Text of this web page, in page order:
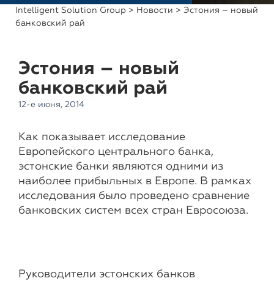
Intelligent Solution Group > Новости > Эстония – новый
банковский рай
Эстония – новый
банковский рай
12-е июня, 2014
Как показывает исследование
Европейского центрального банка,
эстонские банки являются одними из
наиболее прибыльных в Европе. В рамках
исследования было проведено сравнение
банковских систем всех стран Евросоюза.
Руководители эстонских банков